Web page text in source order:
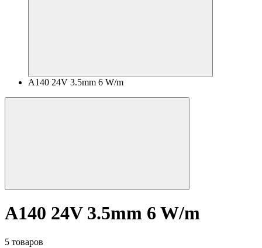
A140 24V 3.5mm 6 W/m
A140 24V 3.5mm 6 W/m
5 товаров